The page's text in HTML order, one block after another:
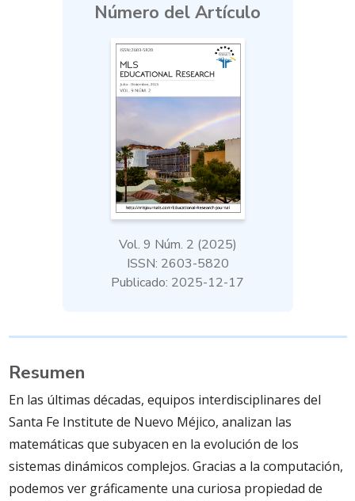
Número del Artículo
Vol. 9 Núm. 2 (2025)
ISSN: 2603-5820
Publicado: 2025-12-17
Resumen
En las últimas décadas, equipos interdisciplinares del
Santa Fe Institute de Nuevo Méjico, analizan las
matemáticas que subyacen en la evolución de los
sistemas dinámicos complejos. Gracias a la computación,
podemos ver gráficamente una curiosa propiedad de